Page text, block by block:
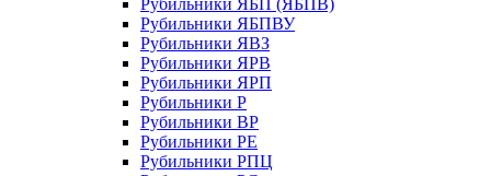
Рубильники ЯБП (ЯБПВ)
Рубильники ЯБПВУ
Рубильники ЯВЗ
Рубильники ЯРВ
Рубильники ЯРП
Рубильники Р
Рубильники ВР
Рубильники РЕ
Рубильники РПЦ